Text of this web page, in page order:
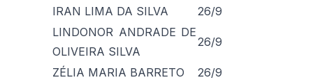
IRAN LIMA DA SILVA
26/9
LINDONOR ANDRADE DE
OLIVEIRA SILVA
26/9
ZÉLIA MARIA BARRETO
26/9